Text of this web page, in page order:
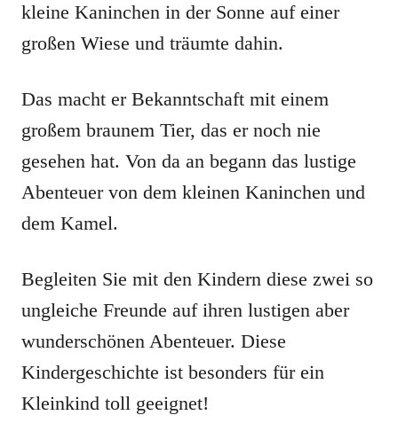
kleine Kaninchen in der Sonne auf einer
großen Wiese und träumte dahin.
Das macht er Bekanntschaft mit einem
großem braunem Tier, das er noch nie
gesehen hat. Von da an begann das lustige
Abenteuer von dem kleinen Kaninchen und
dem Kamel.
Begleiten Sie mit den Kindern diese zwei so
ungleiche Freunde auf ihren lustigen aber
wunderschönen Abenteuer. Diese
Kindergeschichte ist besonders für ein
Kleinkind toll geeignet!